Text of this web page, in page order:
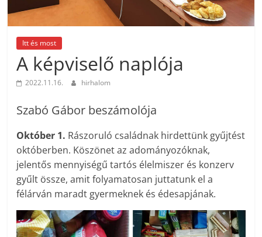
Itt és most
A képviselő naplója
2022.11.16. hirhalom
Szabó Gábor beszámolója
Október 1. Rászoruló családnak hirdettünk gyűjtést
októberben. Köszönet az adományozóknak,
jelentős mennyiségű tartós élelmiszer és konzerv
gyűlt össze, amit folyamatosan juttatunk el a
félárván maradt gyermeknek és édesapjának.